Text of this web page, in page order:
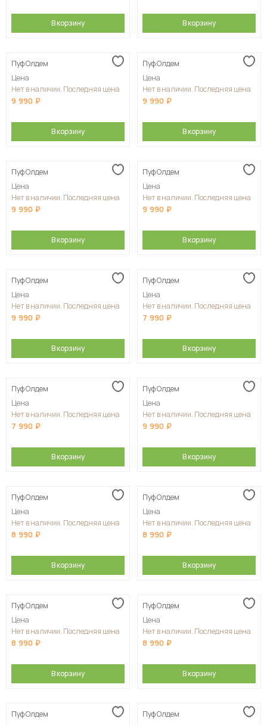
В корзину В корзину
Пуф Олдем
Цена
Нет в наличии. Последняя цена
9 990
В корзину
Пуф Олдем
Цена
Нет в наличии. Последняя цена
9 990
В корзину
Пуф Олдем
Цена
Нет в наличии. Последняя цена
9 990
В корзину
Пуф Олдем
Цена
Нет в наличии. Последняя цена
9 990
В корзину
Пуф Олдем
Цена
Нет в наличии. Последняя цена
9 990
В корзину
Пуф Олдем
Цена
Нет в наличии. Последняя цена
7 990
В корзину
Пуф Олдем
Цена
Нет в наличии. Последняя цена
7 990
В корзину
Пуф Олдем
Цена
Нет в наличии. Последняя цена
9 990
В корзину
Пуф Олдем
Цена
Нет в наличии. Последняя цена
8 990
В корзину
Пуф Олдем
Цена
Нет в наличии. Последняя цена
8 990
В корзину
Пуф Олдем
Цена
Нет в наличии. Последняя цена
8 990
В корзину
Пуф Олдем
Цена
Нет в наличии. Последняя цена
8 990
В корзину
Пуф Олдем
Пуф Олдем